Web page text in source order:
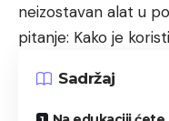
neizostavan alat u
pitanje: Kako je
Sadržaj